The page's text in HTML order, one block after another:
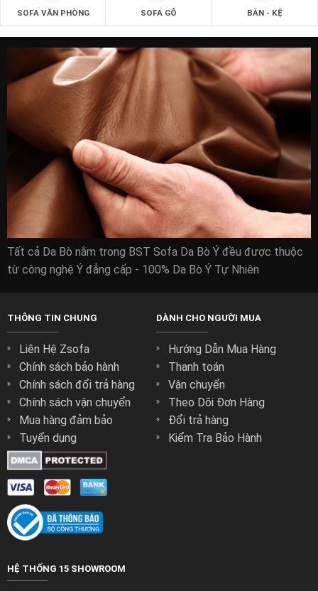
SOFA VĂN PHÒNG SOFA GỖ BÀN - KỆ
Tất cả Da Bò nằm trong BST Sofa Da Bò Ý đều được thuộc
từ công nghệ Ý đẳng cấp - 100% Da Bò Ý Tự Nhiên
THÔNG TIN CHUNG
Liên Hệ Zsofa
Chính sách bảo hành
Chính sách đổi trả hàng
Chính sách vận chuyển
Mua hàng đảm bảo
Tuyển dụng
DÀNH CHO NGƯỜI MUA
Hướng Dẫn Mua Hàng
Thanh toán
Vận chuyển
Theo Dõi Đơn Hàng
Đổi trả hàng
Kiểm Tra Bảo Hành
HỆ THỐNG 15 SHOWROOM